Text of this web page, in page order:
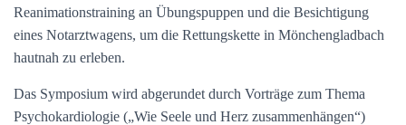
Reanimationstraining an Übungspuppen und die Besichtigung
eines Notarztwagens, um die Rettungskette in Mönchengladbach
hautnah zu erleben.
Das Symposium wird abgerundet durch Vorträge zum Thema
Psychokardiologie („Wie Seele und Herz zusammenhängen“)